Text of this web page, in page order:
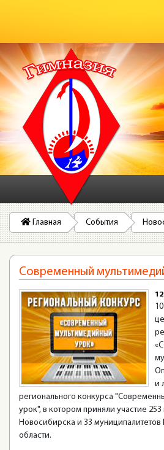
Главная События
Современный
и
регионального конкурса
урок", в котором приняли участие 253
Новосибирска и 33
области.